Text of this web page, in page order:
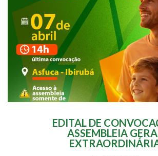
EDITAL DE
ASSEMBLEIA